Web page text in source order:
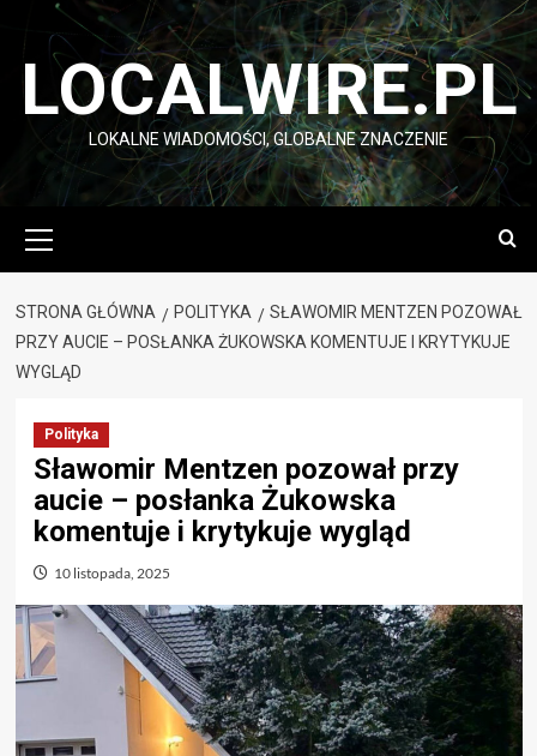
Przejdź
LOCALWIRE.PL
LOKALNE WIADOMOŚCI, GLOBALNE ZNACZENIE
główne
STRONA GŁÓWNA POLITYKA
SŁAWOMIR MENTZEN POZOWAŁ
PRZY AUCIE – POSŁANKA ŻUKOWSKA KOMENTUJE I KRYTYKUJE
WYGLĄD
Polityka
Sławomir Mentzen pozował przy
aucie – posłanka Żukowska
komentuje i krytykuje wygląd
10 listopada, 2025